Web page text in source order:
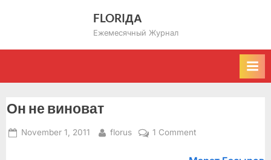
FLORIДА
Ежемесячный Журнал
Он не виноват
Posted
November 1, 2011 By
florus 1 Commenton